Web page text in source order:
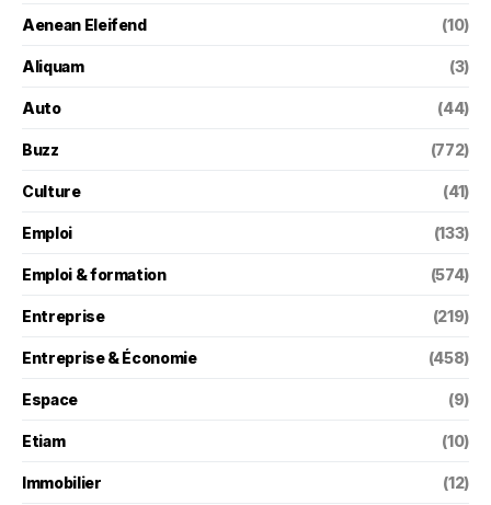
Aenean Eleifend (10)
Aliquam (3)
Auto (44)
Buzz (772)
Culture (41)
Emploi (133)
Emploi & formation (574)
Entreprise (219)
Entreprise & Économie (458)
Espace (9)
Etiam (10)
Immobilier (12)